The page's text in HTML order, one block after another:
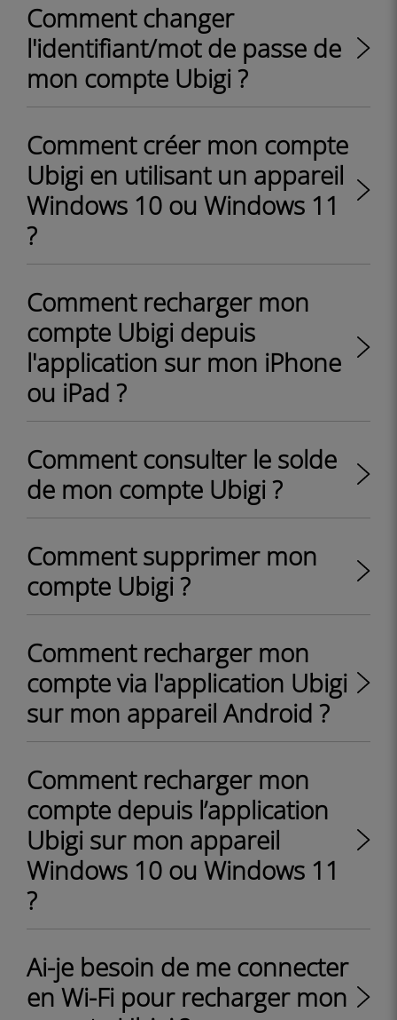
Comment changer
l'identifiant/mot de passe de
mon compte Ubigi ?
Comment créer mon compte
Ubigi en utilisant un appareil
Windows 10 ou Windows 11
?
Comment recharger mon
compte Ubigi depuis
l'application sur mon iPhone
ou iPad ?
Comment consulter le solde
de mon compte Ubigi ?
Comment supprimer mon
compte Ubigi ?
Comment recharger mon
compte via l'application Ubigi
sur mon appareil Android ?
Comment recharger mon
compte depuis l’application
Ubigi sur mon appareil
Windows 10 ou Windows 11
?
Ai-je besoin de me connecter
en Wi-Fi pour recharger mon